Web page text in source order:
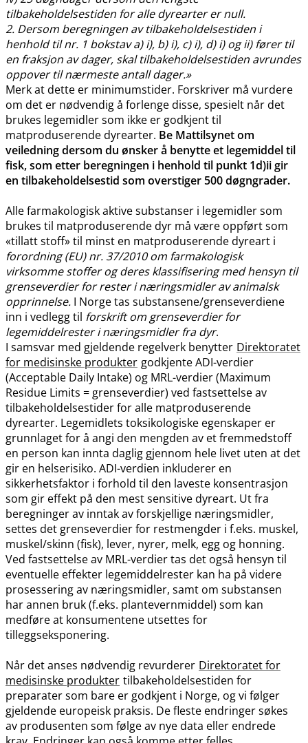
tilbakeholdelsestiden for alle dyrearter er null.
2. Dersom beregningen av tilbakeholdelsestiden i
henhold til nr. 1 bokstav a) i), b) i), c) i), d) i) og ii) fører til
en fraksjon av dager, skal tilbakeholdelsestiden avrundes
oppover til nærmeste antall dager.»
Merk at dette er minimumstider. Forskriver må vurdere
om det er nødvendig å forlenge disse, spesielt når det
brukes legemidler som ikke er godkjent til
matproduserende dyrearter. Be Mattilsynet om
veiledning dersom du ønsker å benytte et legemiddel til
fisk, som etter beregningen i henhold til punkt 1d)ii gir
en tilbakeholdelsestid som overstiger 500 døgngrader.
Alle farmakologisk aktive substanser i legemidler som
brukes til matproduserende dyr må være oppført som
«tillatt stoff» til minst en matproduserende dyreart i
forordning (EU) nr. 37/2010 om farmakologisk
virksomme stoffer og deres klassifisering med hensyn til
grenseverdier for rester i næringsmidler av animalsk
opprinnelse. I Norge tas substansene​/​grenseverdiene
inn i vedlegg til forskrift om grenseverdier for
legemiddelrester i næringsmidler fra dyr.
I samsvar med gjeldende regelverk benytter Direktoratet
for medisinske produkter godkjente ADI-verdier
(Acceptable Daily Intake) og MRL-verdier (Maximum
Residue Limits = grenseverdier) ved fastsettelse av
tilbakeholdelsestider for alle matproduserende
dyrearter. Legemidlets toksikologiske egenskaper er
grunnlaget for å angi den mengden av et fremmedstoff
en person kan innta daglig gjennom hele livet uten at det
gir en helserisiko. ADI-verdien inkluderer en
sikkerhetsfaktor i forhold til den laveste konsentrasjon
som gir effekt på den mest sensitive dyreart. Ut fra
beregninger av inntak av forskjellige næringsmidler,
settes det grenseverdier for restmengder i f.eks. muskel,
muskel​/​skinn (fisk), lever, nyrer, melk, egg og honning.
Ved fastsettelse av MRL-verdier tas det også hensyn til
eventuelle effekter legemiddelrester kan ha på videre
prosessering av næringsmidler, samt om substansen
har annen bruk (f.eks. plantevernmiddel) som kan
medføre at konsumentene utsettes for
tilleggseksponering.
Når det anses nødvendig revurderer Direktoratet for
medisinske produkter tilbakeholdelsestiden for
preparater som bare er godkjent i Norge, og vi følger
gjeldende europeisk praksis. De fleste endringer søkes
av produsenten som følge av nye data eller endrede